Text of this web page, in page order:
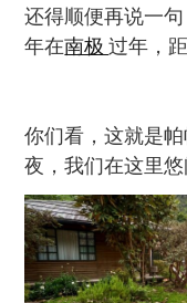
还得顺便再说一
年在南极过年，
你们看，这就是
夜，我们在这里